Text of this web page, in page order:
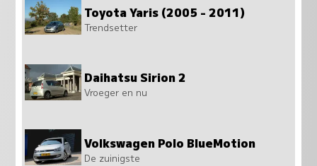
Toyota Yaris (2005 - 2011)
Trendsetter
Daihatsu Sirion 2
Vroeger en nu
Volkswagen Polo BlueMotion
De zuinigste